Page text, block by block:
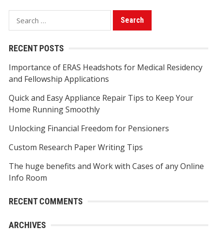
e
a
c
h
f
o
:
RECENT POSTS
Importance of ERAS Headshots for Medical Residency
and Fellowship Applications
Quick and Easy Appliance Repair Tips to Keep Your
Home Running Smoothly
Unlocking Financial Freedom for Pensioners
Custom Research Paper Writing Tips
The huge benefits and Work with Cases of any Online
Info Room
RECENT COMMENTS
ARCHIVES